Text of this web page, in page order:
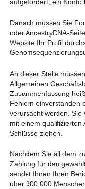
aufgefordert, ein Konto
Danach müssen Sie
oder AncestryDNA-
Website Ihr Profil
An dieser Stelle
Allgemeinen
Zusammenfassung
Fehlern einverstanden
verursacht werden. Sie
mit einem qualifizierten
Schlüsse ziehen.
Nachdem Sie all dem
Zahlung für den
sendet Ihnen Ihren
über 300.000